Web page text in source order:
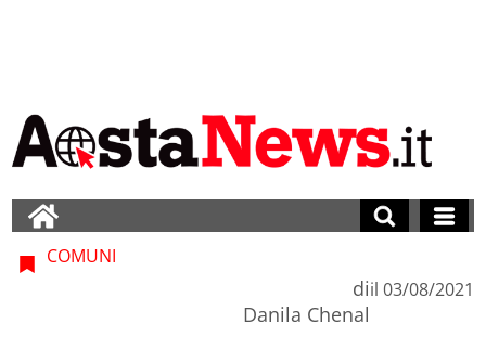
COMUNI
di
Danila Chenal
il 03/08/2021